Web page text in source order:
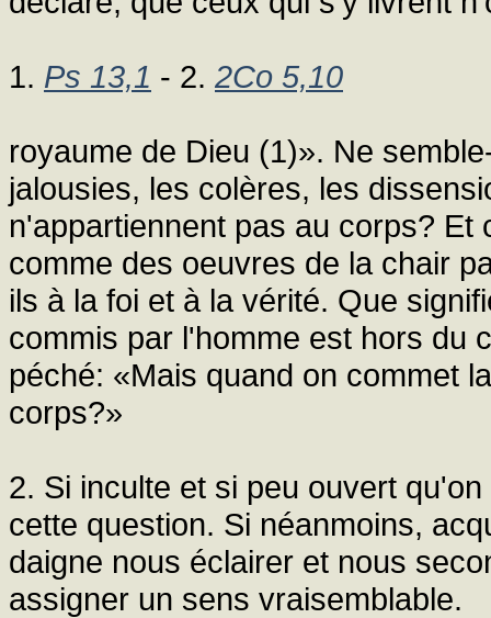
1. Ps 13,1 - 2. 2Co 5,10
royaume de Dieu (1)». Ne
jalousies, les colères, les
n'appartiennent pas au corps?
comme des oeuvres de la chair
ils à la foi et à la vérité. Que
commis par l'homme est hors du
péché: «Mais quand on commet
corps?»
2. Si inculte et si peu ouvert
cette question. Si néanmoins,
daigne nous éclairer et nous
assigner un sens vraisemblable.